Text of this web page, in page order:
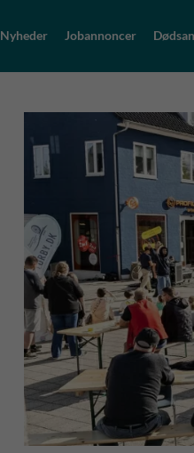
Nyheder Jobannoncer